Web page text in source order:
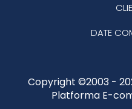
DATE
Copyright ©2003 -
Platforma E-